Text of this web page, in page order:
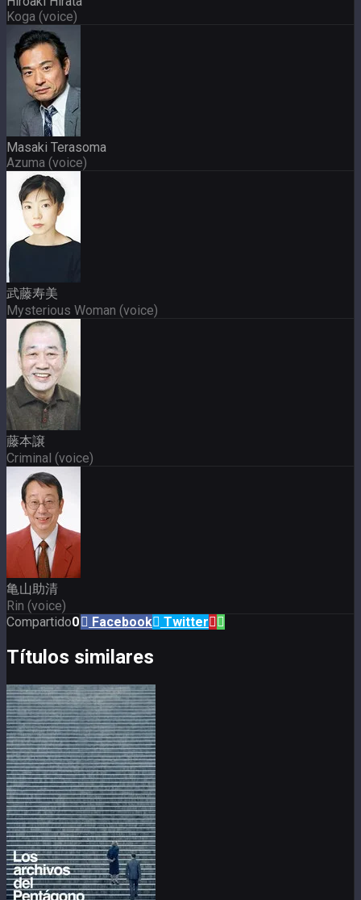
Koga (voice)
Masaki Terasoma
Azuma (voice)
武藤寿美
Mysterious Woman (voice)
藤本譲
Criminal (voice)
亀山助清
Rin (voice)
Compartido0 Facebook Twitter
Títulos similares